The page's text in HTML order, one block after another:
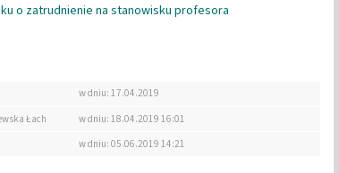
o zatrudnienie na stanowisku profesora
w dniu: 17.04.2019
Łach
w dniu: 18.04.2019 16:01
w dniu: 05.06.2019 14:21